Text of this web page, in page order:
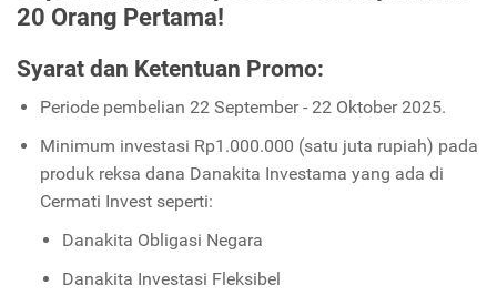
20 Orang Pertama!
Syarat dan Ketentuan Promo:
Periode pembelian 22 September - 22 Oktober 2025.
Minimum investasi Rp1.000.000 (satu juta rupiah) pada
produk reksa dana Danakita Investama yang ada di
Cermati Invest seperti:
Danakita Obligasi Negara
Danakita Investasi Fleksibel